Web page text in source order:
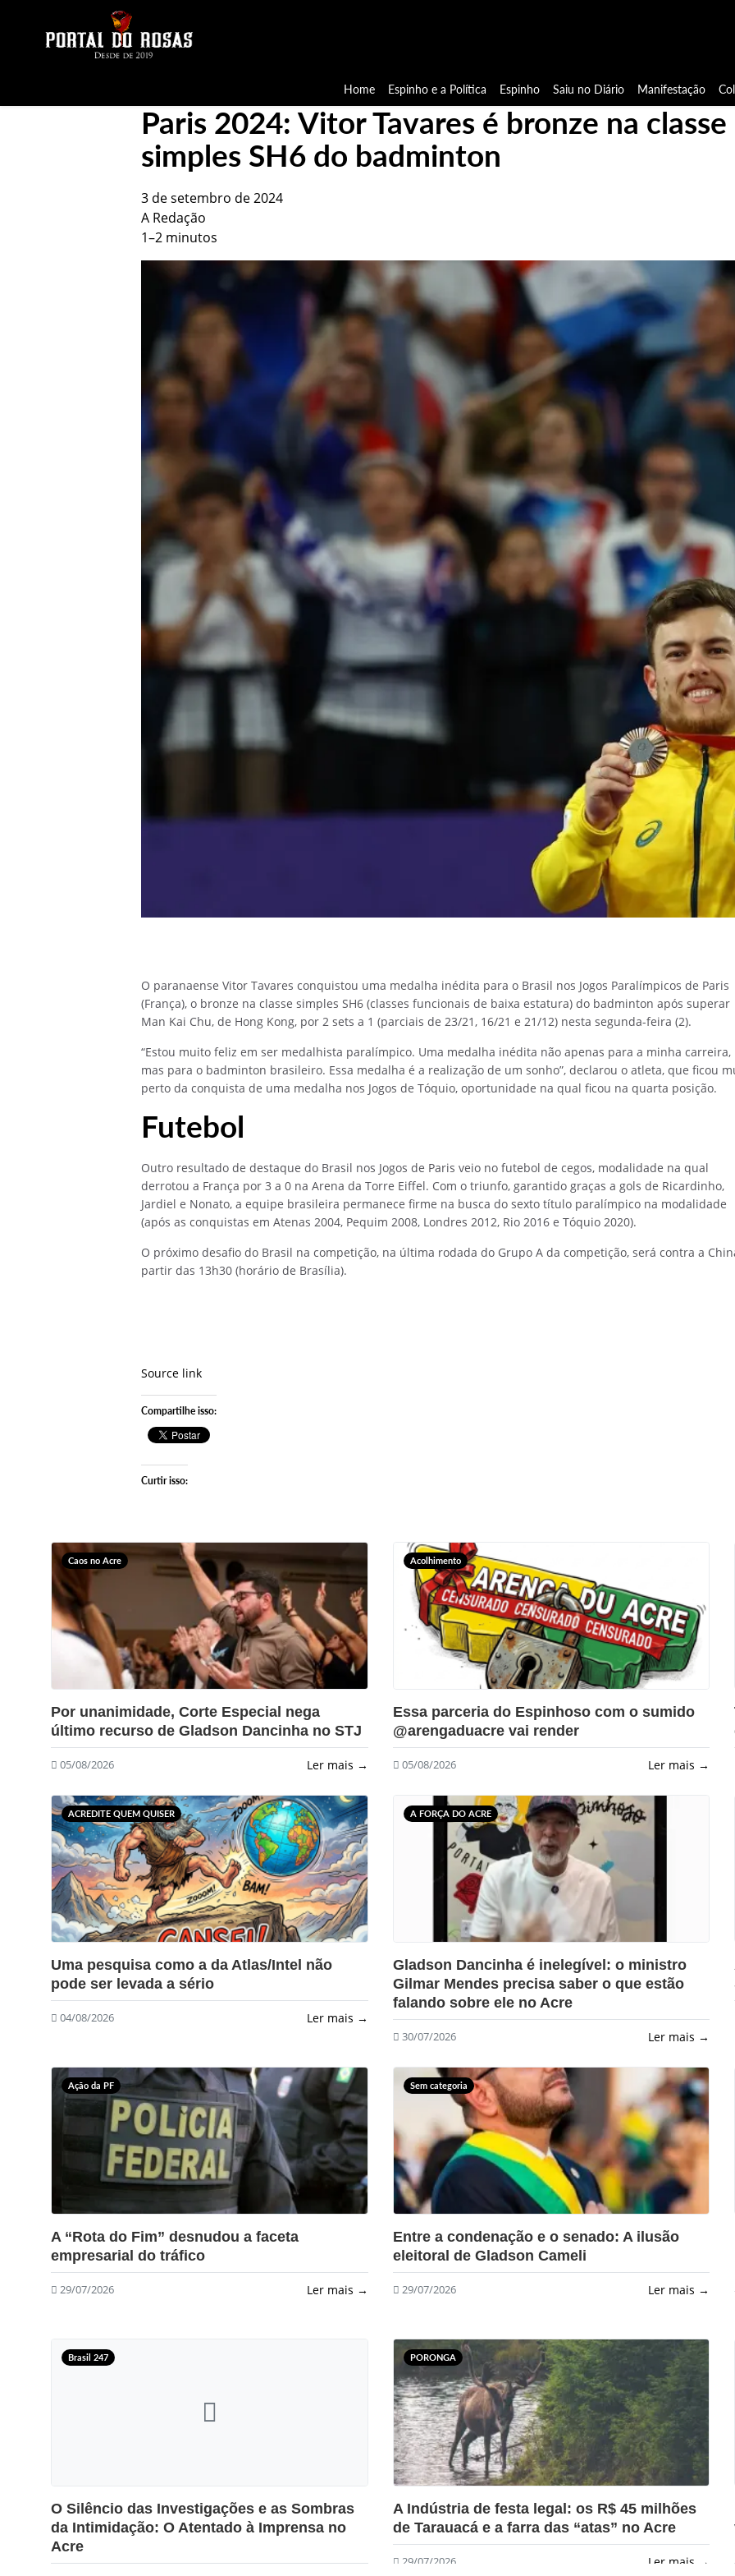
Home Espinho e a Política Espinho Saiu no Diário Manifestação
Paris 2024: Vitor Tavares é bronze na classe
simples SH6 do badminton
3 de setembro de 2024
A Redação
1–2 minutos
O paranaense Vitor Tavares conquistou uma medalha inédita para o Brasil nos Jogos Paralímpicos de Paris
(França), o bronze na classe simples SH6 (classes funcionais de baixa estatura) do badminton após superar
Man Kai Chu, de Hong Kong, por 2 sets a 1 (parciais de 23/21, 16/21 e 21/12) nesta segunda-feira (2).
“Estou muito feliz em ser medalhista paralímpico. Uma medalha inédita não apenas para a minha carreira,
mas para o badminton brasileiro. Essa medalha é a realização de um sonho”, declarou o atleta, que ficou
perto da conquista de uma medalha nos Jogos de Tóquio, oportunidade na qual ficou na quarta posição.
Futebol
Outro resultado de destaque do Brasil nos Jogos de Paris veio no futebol de cegos, modalidade na qual
derrotou a França por 3 a 0 na Arena da Torre Eiffel. Com o triunfo, garantido graças a gols de Ricardinho,
Jardiel e Nonato, a equipe brasileira permanece firme na busca do sexto título paralímpico na modalidade
(após as conquistas em Atenas 2004, Pequim 2008, Londres 2012, Rio 2016 e Tóquio 2020).
O próximo desafio do Brasil na competição, na última rodada do Grupo A da competição, será contra a
partir das 13h30 (horário de Brasília).
Source link
Compartilhe isso:
Curtir isso:
Dom
25°
Seg
10 De Ago 6 De Ago
33°23°
Caos no Acre
?>
Por unanimidade, Corte Especial nega
último recurso de Gladson Dancinha no STJ
05/08/2026 Ler mais →
Acolhimento
?>
Essa parceria do Espinhoso com o sumido
@arengaduacre vai render
05/08/2026 Ler mais →
ACREDITE QUEM QUISER
?>
Uma pesquisa como a da Atlas/Intel não
pode ser levada a sério
04/08/2026 Ler mais →
A FORÇA DO ACRE
?>
Gladson Dancinha é inelegível: o ministro
Gilmar Mendes precisa saber o que estão
falando sobre ele no Acre
30/07/2026 Ler mais →
Ação da PF
?>
A “Rota do Fim” desnudou a faceta
empresarial do tráfico
29/07/2026 Ler mais →
Sem categoria
?>
Entre a condenação e o senado: A ilusão
eleitoral de Gladson Cameli
29/07/2026 Ler mais →
Brasil 247
O Silêncio das Investigações e as Sombras
da Intimidação: O Atentado à Imprensa no
Acre
PORONGA
?>
A Indústria de festa legal: os R$ 45 milhões
de Tarauacá e a farra das “atas” no Acre
29/07/2026 Ler mais →